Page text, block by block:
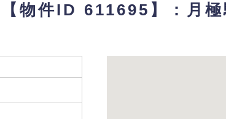
【物件ID 611695】：月